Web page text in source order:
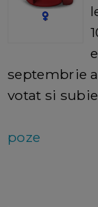
septembrie
votat si
poze